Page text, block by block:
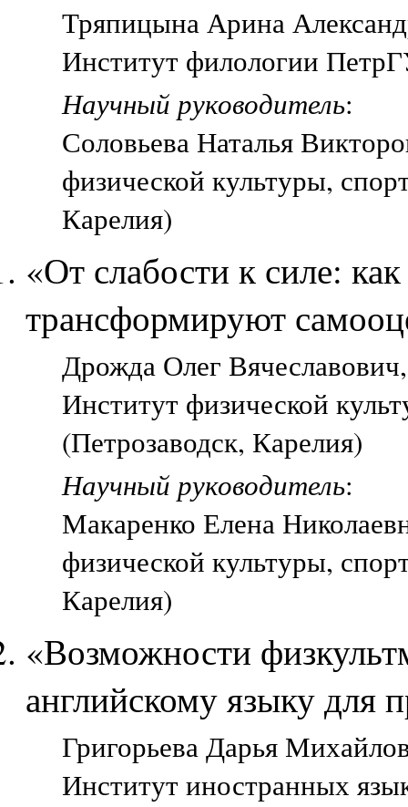
Тряпицына Арина
Институт филологии
Научный руководитель:
Соловьева Наталья
физической культуры,
Карелия)
«От слабости к силе:
трансформируют
Дрожда Олег
Институт физической
(Петрозаводск, Карелия)
Научный руководитель:
Макаренко Елена
физической культуры,
Карелия)
«Возможности
английскому языку для
Григорьева Дарья
Институт иностранных